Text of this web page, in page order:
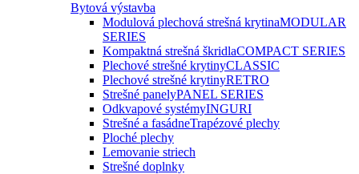
Bytová výstavba
Modulová plechová strešná krytinaMODULAR
SERIES
Kompaktná strešná škridlaCOMPACT SERIES
Plechové strešné krytinyCLASSIC
Plechové strešné krytinyRETRO
Strešné panelyPANEL SERIES
Odkvapové systémyINGURI
Strešné a fasádneTrapézové plechy
Ploché plechy
Lemovanie striech
Strešné doplnky